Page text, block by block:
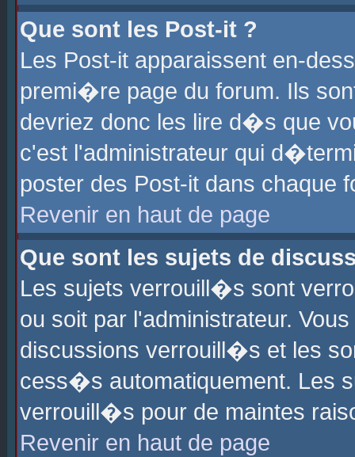
Que sont les Post-it ?
Les Post-it apparaissent en-
premi�re page du forum. Ils
devriez donc les lire d�s que
c'est l'administrateur qui
poster des Post-it dans chaque
Revenir en haut de page
Que sont les sujets de
Les sujets verrouill�s sont
ou soit par l'administrateur.
discussions verrouill�s et les
cess�s automatiquement. Les
verrouill�s pour de maintes
Revenir en haut de page